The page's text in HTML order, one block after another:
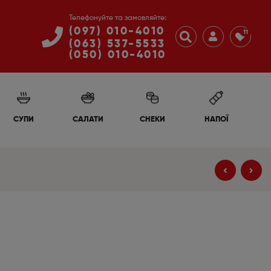
Телефонуйте та замовляйте:
(097) 010-4010
(063) 537-5533
(050) 010-4010
11
СУПИ САЛАТИ СНЕКИ НАПОЇ